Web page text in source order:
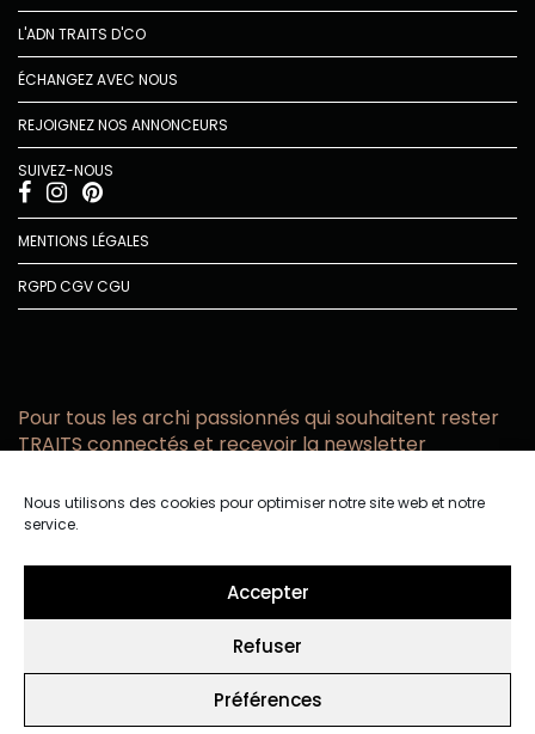
Nous utilisons des cookies pour optimiser notre site web et notre
service.
Accepter
Refuser
Préférences
L'ADN TRAITS D'CO
ÉCHANGEZ AVEC NOUS
REJOIGNEZ NOS ANNONCEURS
SUIVEZ-NOUS
MENTIONS LÉGALES
RGPDCGVCGU
Pour tous les archi passionnés qui souhaitent rester
TRAITS connectés et recevoir la newsletter
email
confidentialité.